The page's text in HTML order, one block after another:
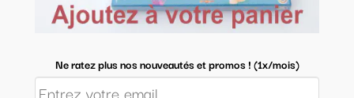
Ne ratez plus nos nouveautés et promos ! (1x/mois)